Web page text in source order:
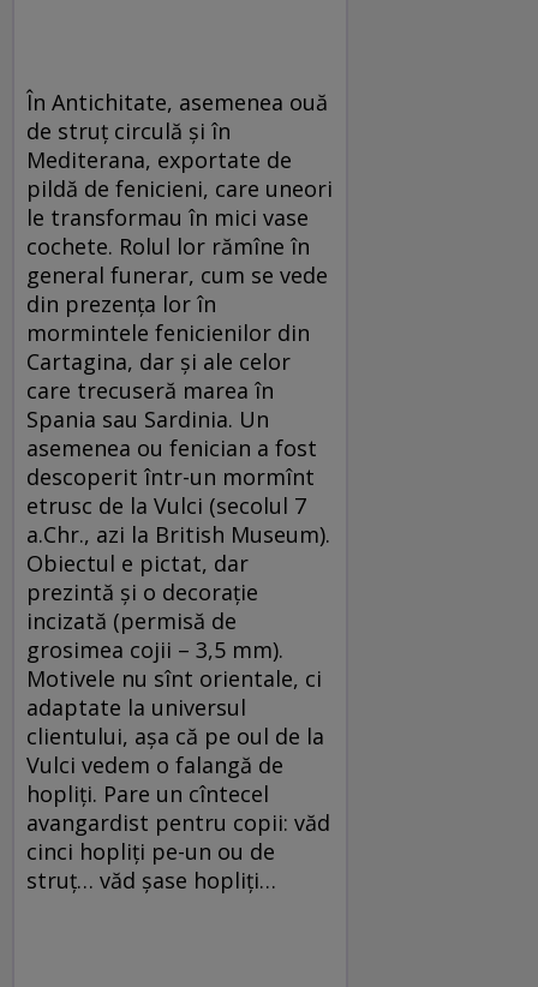
În Antichitate, asemenea ouă
de struț circulă și în
Mediterana, exportate de
pildă de fenicieni, care uneori
le transformau în mici vase
cochete. Rolul lor rămîne în
general funerar, cum se vede
din prezența lor în
mormintele fenicienilor din
Cartagina, dar și ale celor
care trecuseră marea în
Spania sau Sardinia. Un
asemenea ou fenician a fost
descoperit într-un mormînt
etrusc de la Vulci (secolul 7
a.Chr., azi la British Museum).
Obiectul e pictat, dar
prezintă și o decorație
incizată (permisă de
grosimea cojii – 3,5 mm).
Motivele nu sînt orientale, ci
adaptate la universul
clientului, așa că pe oul de la
Vulci vedem o falangă de
hopliți. Pare un cîntecel
avangardist pentru copii: văd
cinci hopliți pe-un ou de
struț… văd șase hopliți…